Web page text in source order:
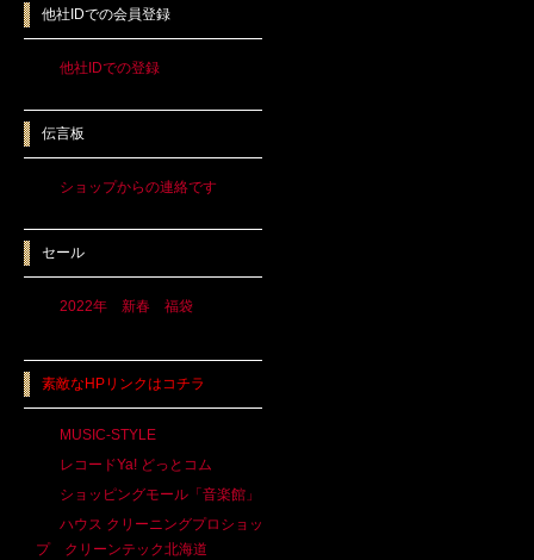
他社IDでの会員登録
他社IDでの登録
伝言板
ショップからの連絡です
セール
2022年 新春 福袋
素敵なHPリンクはコチラ
MUSIC-STYLE
レコードYa! どっとコム
ショッピングモール「音楽館」
ハウス クリーニングプロショッ
プ クリーンテック北海道